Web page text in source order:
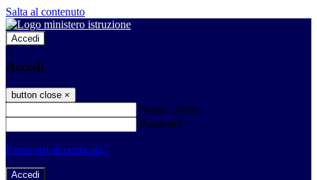
Salta al contenuto
Accedi
Accedi
button close ×
Nome Utente
Password
Password dimenticata?